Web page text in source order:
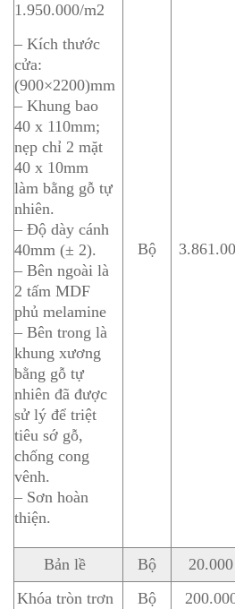
1.950.000/m2
– Kích thước
cửa:
(900×2200)mm
– Khung bao
40 x 110mm;
nẹp chỉ 2 mặt
40 x 10mm
làm bằng gỗ tự
nhiên.
– Độ dày cánh
40mm (± 2).
– Bên ngoài là
2 tấm MDF
phủ melamine
– Bên trong là
khung xương
bằng gỗ tự
nhiên đã được
sử lý để triệt
tiêu sớ gỗ,
chống cong
vênh.
– Sơn hoàn
thiện.
Bộ
Bản lề Bộ 20.000
Khóa tròn trơn
Bộ